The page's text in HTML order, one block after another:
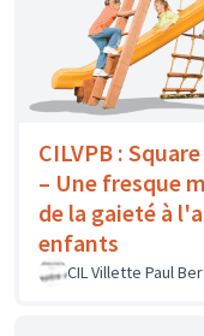
CILVPB :
– Une fresque
de la gaieté à
enfants
CIL Villette Paul